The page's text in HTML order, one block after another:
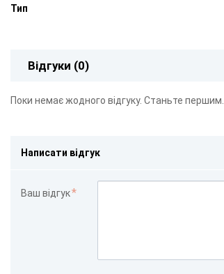
Тип
Відгуки (0)
Поки немає жодного відгуку. Станьте першим.
Написати відгук
Ваш відгук